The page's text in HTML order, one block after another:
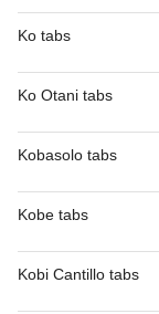
Ko tabs
Ko Otani tabs
Kobasolo tabs
Kobe tabs
Kobi Cantillo tabs